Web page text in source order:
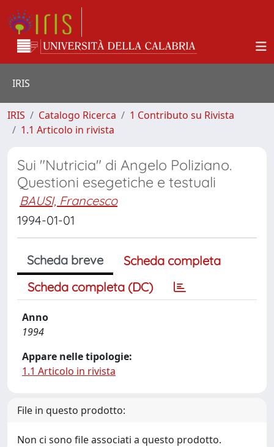
IRIS
IRIS Catalogo Ricerca
1 Contributo su Rivista
1.1 Articolo in rivista
Sui "Nutricia" di Angelo Poliziano.
Questioni esegetiche e testuali
BAUSI, Francesco
1994-01-01
Scheda breve
Scheda completa
Scheda completa (DC)
Anno
1994
Appare nelle tipologie:
1.1 Articolo in rivista
File in questo prodotto:
Non ci sono file associati a questo prodotto.